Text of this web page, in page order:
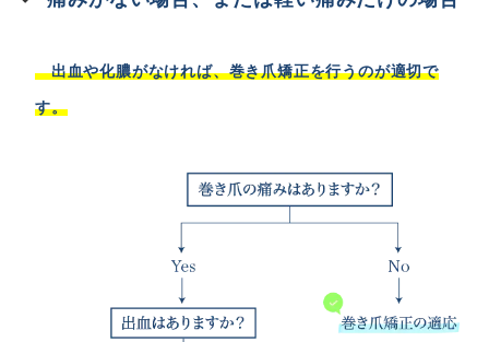
出血や化膿がなければ、巻き爪矯正を行うのが適切で
す。